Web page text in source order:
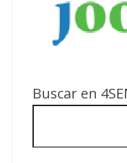
Buscar en